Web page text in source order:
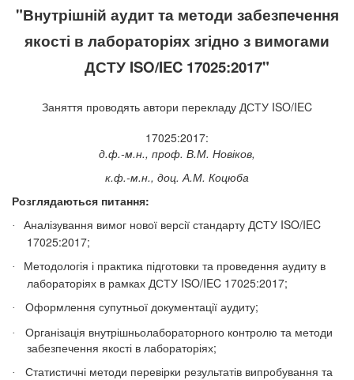
"Внутрішній аудит та методи забезпечення
якості в лабораторіях згідно з вимогами
ДСТУ ISO/IEC 17025:2017"
Заняття проводять автори перекладу ДСТУ ISO/IEC
17025:2017:
д.ф.-м.н., проф. В.М. Новіков,
к.ф.-м.н., доц. А.М. Коцюба
Розглядаються питання:
· Аналізування вимог нової версії стандарту ДСТУ ISO/IEC
17025:2017;
·
Методологія і практика підготовки та проведення аудиту в
лабораторіях в рамках ДСТУ ISO/IEC 17025:2017;
· Оформлення супутньої документації аудиту;
· Організація внутрішньолабораторного контролю та методи
забезпечення якості в лабораторіях;
· Статистичні методи перевірки результатів випробування та